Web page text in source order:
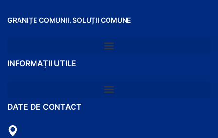
GRANIȚE COMUNII. SOLUȚII COMUNE
INFORMAȚII UTILE
DATE DE CONTACT